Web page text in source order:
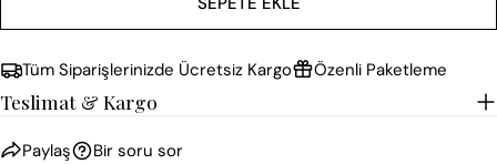
Tüm Siparişlerinizde Ücretsiz Kargo Özenli Paketleme
Teslimat & Kargo
Paylaş Bir soru sor